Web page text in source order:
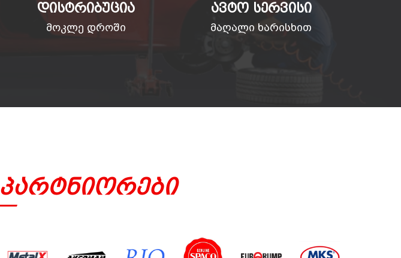
ᲓᲘᲡᲢᲠᲘᲑᲣᲪᲘᲐ
მოკლე დროში
ᲐᲕᲢᲝ ᲡᲔᲠᲕᲘᲡᲘ
მაღალი ხარისხით
Პარტნიორები